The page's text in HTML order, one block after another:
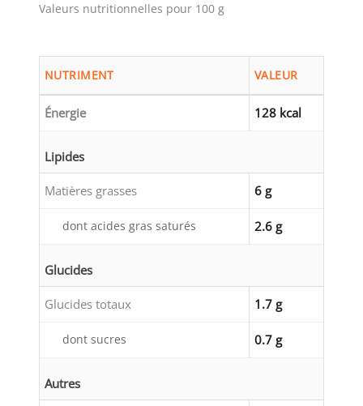
Valeurs nutritionnelles pour 100 g
NUTRIMENT VALEUR
Énergie 128 kcal
Lipides
Matières grasses 6 g
dont acides gras saturés 2.6 g
Glucides
Glucides totaux 1.7 g
dont sucres 0.7 g
Autres